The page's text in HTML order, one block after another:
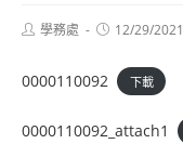
Post學務處
Post12/29/2021
0000110092 下載
0000110092_attach1